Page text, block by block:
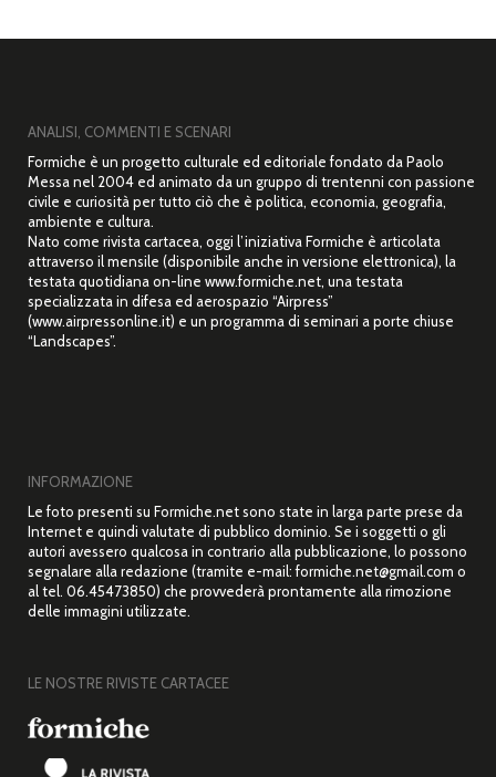
ANALISI, COMMENTI E SCENARI
Formiche è un progetto culturale ed editoriale fondato da Paolo
Messa nel 2004 ed animato da un gruppo di trentenni con passione
civile e curiosità per tutto ciò che è politica, economia, geografia,
ambiente e cultura.
Nato come rivista cartacea, oggi l’iniziativa Formiche è articolata
attraverso il mensile (disponibile anche in versione elettronica), la
testata quotidiana on-line www.formiche.net, una testata
specializzata in difesa ed aerospazio “Airpress”
(www.airpressonline.it) e un programma di seminari a porte chiuse
“Landscapes”.
INFORMAZIONE
Le foto presenti su Formiche.net sono state in larga parte prese da
Internet e quindi valutate di pubblico dominio. Se i soggetti o gli
autori avessero qualcosa in contrario alla pubblicazione, lo possono
segnalare alla redazione (tramite e-mail: formiche.net@gmail.com o
al tel. 06.45473850) che provvederà prontamente alla rimozione
delle immagini utilizzate.
LE NOSTRE RIVISTE CARTACEE